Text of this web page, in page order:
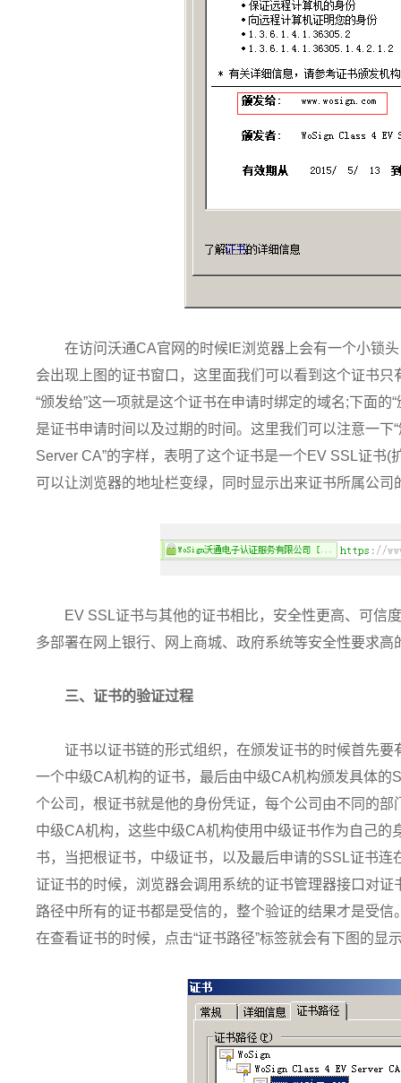
在访问沃通CA官网的时候IE浏览器上会有一个小锁
会出现上图的证书窗口，这里面我们可以看到这个证书
“颁发给”这一项就是这个证书在申请时绑定的域名;下面
是证书申请时间以及过期的时间。这里我们可以注意一下
Server CA”的字样，表明了这个证书是一个EV SSL证书
可以让浏览器的地址栏变绿，同时显示出来证书所属公司
EV SSL证书与其他的证书相比，安全性更高、可信
多部署在网上银行、网上商城、政府系统等安全性要求高
三、证书的验证过程
证书以证书链的形式组织，在颁发证书的时候首先
一个中级CA机构的证书，最后由中级CA机构颁发具体
个公司，根证书就是他的身份凭证，每个公司由不同的
中级CA机构，这些中级CA机构使用中级证书作为自己
书，当把根证书，中级证书，以及最后申请的SSL证书
证证书的时候，浏览器会调用系统的证书管理器接口对
路径中所有的证书都是受信的，整个验证的结果才是受信
在查看证书的时候，点击“证书路径”标签就会有下图的显